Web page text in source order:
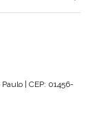
| CEP: 01456-